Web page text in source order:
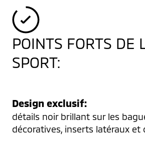
POINTS FORTS DE
SPORT:
Design exclusif:
détails noir brillant sur les
décoratives, inserts latéraux et